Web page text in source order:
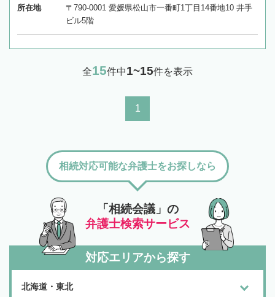
所在地
〒790-0001 愛媛県松山市一番町1丁目14番地10 井手
ビル5階
全15件中1~15件を表示
1
「相続会議」の
弁護士検索サービス
相続対応可能な弁護士をお探しなら
対応エリアから探す
北海道・東北